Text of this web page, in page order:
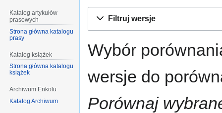
Filtruj wersje
Wybór
wersje do
Porównaj
Katalog artykułów
prasowych
Strona główna katalogu
prasy
Katalog książek
Strona główna katalogu
książek
Archiwum Enkolu
Katalog Archiwum